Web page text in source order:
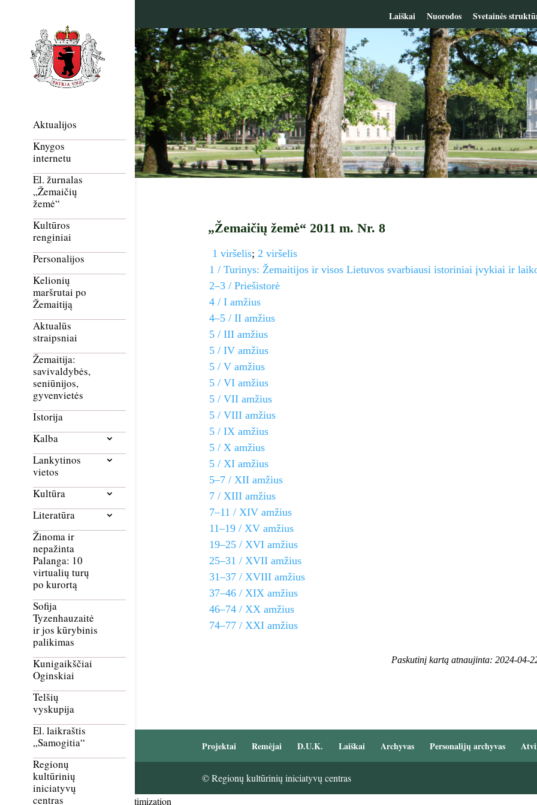
Laiškai Nuorodos Svetainės
Aktualijos
Knygos
internetu
El. žurnalas
„Žemaičių
žemė“
Kultūros
renginiai
Personalijos
Kelionių
maršrutai po
Žemaitiją
Aktualūs
straipsniai
Žemaitija:
savivaldybės,
seniūnijos,
gyvenvietės
Istorija
Kalba
Lankytinos
vietos
Kultūra
Literatūra
Žinoma ir
nepažinta
Palanga: 10
virtualių turų
po kurortą
Sofija
Tyzenhauzaitė
ir jos kūrybinis
palikimas
Kunigaikščiai
Oginskiai
Telšių
vyskupija
El. laikraštis
„Samogitia“
Regionų
kultūrinių
iniciatyvų
centras
„Žemaičių žemė“ 2011 m. Nr. 8
1 viršelis; 2 viršelis
1 / Turinys: Žemaitijos ir visos Lietuvos svarbiausi istoriniai įvykiai ir
2–3 / Priešistorė
4 / I amžius
4–5 / II amžius
5 / III amžius
5 / IV amžius
5 / V amžius
5 / VI amžius
5 / VII amžius
5 / VIII amžius
5 / IX amžius
5 / X amžius
5 / XI amžius
5–7 / XII amžius
7 / XIII amžius
7–11 / XIV amžius
11–19 / XV amžius
19–25 / XVI amžius
25–31 / XVII amžius
31–37 / XVIII amžius
37–46 / XIX amžius
46–74 / XX amžius
74–77 / XXI amžius
Paskutinį kartą atnaujinta: 2024-04-
Projektai Remėjai D.U.K. Laiškai Archyvas Personalijų archyvas
© Regionų kultūrinių iniciatyvų centras
Smush Image Compression and Optimization